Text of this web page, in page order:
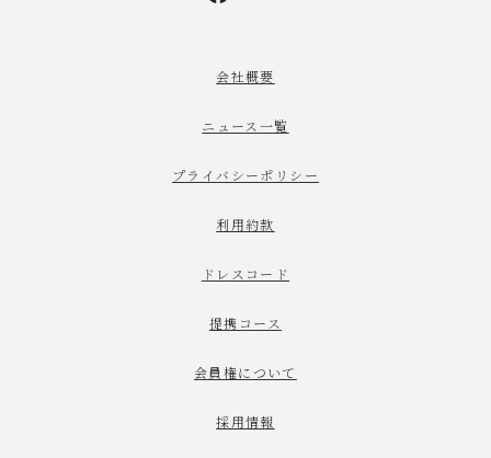
会社概要
ニュース一覧
プライバシーポリシー
利用約款
ドレスコード
提携コース
会員権について
採用情報